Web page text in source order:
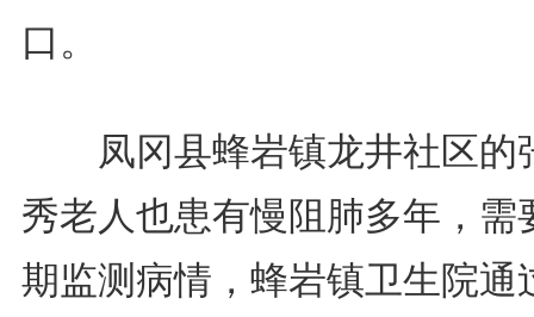
口。
凤冈县蜂岩镇龙井社区的
秀老人也患有慢阻肺多年，需
期监测病情，蜂岩镇卫生院通